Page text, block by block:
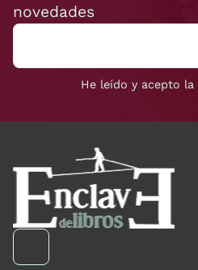
novedades
He leído y acepto